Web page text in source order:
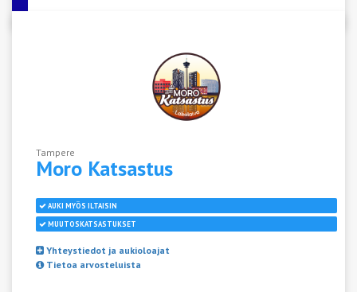
Tampere
Moro Katsastus
AUKI MYÖS ILTAISIN
MUUTOSKATSASTUKSET
Yhteystiedot ja aukioloajat
Tietoa arvosteluista